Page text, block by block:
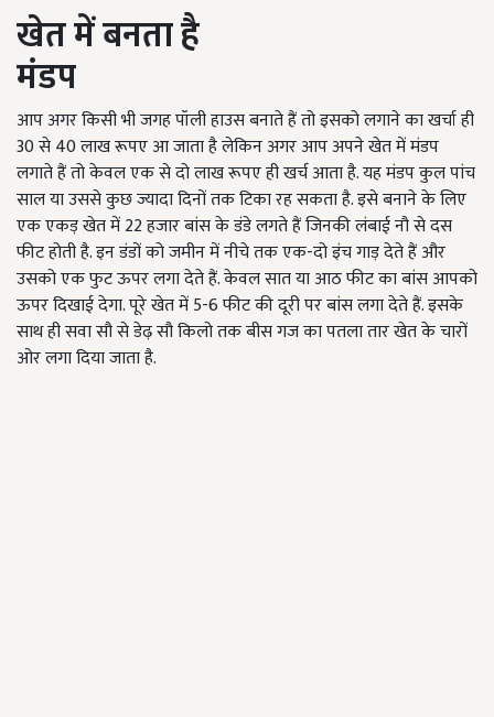
खेत में बनता है
मंडप
आप अगर किसी भी जगह पॉली हाउस बनाते हैं तो इसको लगाने का खर्चा ही
30 से 40 लाख रूपए आ जाता है लेकिन अगर आप अपने खेत में मंडप
लगाते हैं तो केवल एक से दो लाख रूपए ही खर्च आता है. यह मंडप कुल पांच
साल या उससे कुछ ज्यादा दिनों तक टिका रह सकता है. इसे बनाने के लिए
एक एकड़ खेत में 22 हजार बांस के डंडे लगते हैं जिनकी लंबाई नौ से दस
फीट होती है. इन डंडों को जमीन में नीचे तक एक-दो इंच गाड़ देते हैं और
उसको एक फुट ऊपर लगा देते हैं. केवल सात या आठ फीट का बांस आपको
ऊपर दिखाई देगा. पूरे खेत में 5-6 फीट की दूरी पर बांस लगा देते हैं. इसके
साथ ही सवा सौ से डेढ़ सौ किलो तक बीस गज का पतला तार खेत के चारों
ओर लगा दिया जाता है.